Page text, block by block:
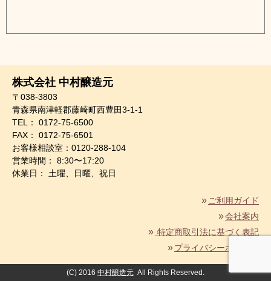
株式会社 中村醸造元
〒038-3803
青森県南津軽郡藤崎町西豊田3-1-1
TEL： 0172-75-6500
FAX： 0172-75-6501
お客様相談室：0120-288-104
営業時間： 8:30〜17:20
休業日： 土曜、日曜、祝日
ご利用ガイド
会社案内
特定商取引法に基づく表記
プライバシーポリシー
(C) 2016 中村醸造元 All Rights Reserved.